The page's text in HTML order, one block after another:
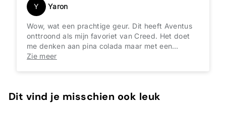
Y Yaron
Wow, wat een prachtige geur. Dit heeft Aventus
onttroond als mijn favoriet van Creed. Het doet
me denken aan pina colada maar met een
limoentoets. Dit is echt vakantie in een fles, ik
Zie meer
Dit vind je misschien ook leuk